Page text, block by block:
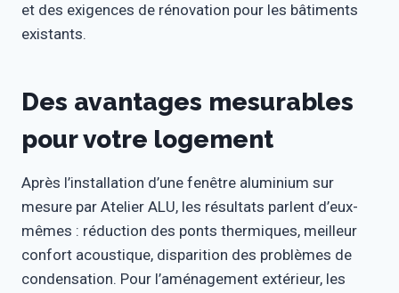
et des exigences de rénovation pour les bâtiments
existants.
Des avantages mesurables
pour votre logement
Après l’installation d’une fenêtre aluminium sur
mesure par Atelier ALU, les résultats parlent d’eux-
mêmes : réduction des ponts thermiques, meilleur
confort acoustique, disparition des problèmes de
condensation. Pour l’aménagement extérieur, les